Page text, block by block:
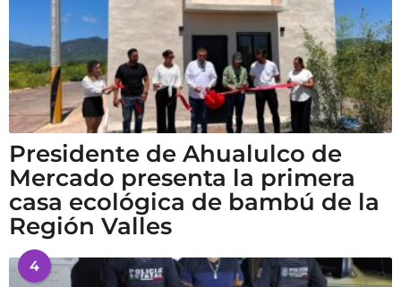
Presidente de Ahualulco de
Mercado presenta la primera
casa ecológica de bambú de la
Región Valles
4